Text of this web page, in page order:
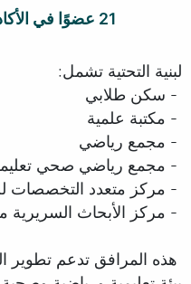
21 عضوًا في الأكاديمية الروسية للعلوم.
لبنية التحتية تشمل:
- سكن طلابي
- مكتبة علمية
- مجمع رياضي
- مجمع رياضي صحي
- مركز متعدد التخصصات
- مركز الأبحاث السريرية
هذه المرافق تدعم تطوير